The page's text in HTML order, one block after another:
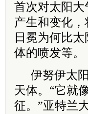
首次对太阳
产生和变化
日冕为何比
体的喷发等。
伊努伊太
天体。“它就
征。”亚特兰